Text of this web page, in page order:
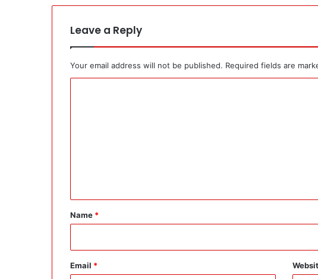
Leave a Reply
Your email address will not be published. Required fields are
*
Name *
Email *